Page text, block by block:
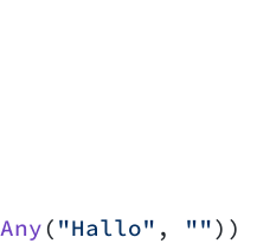
( "Hallo" , ""))